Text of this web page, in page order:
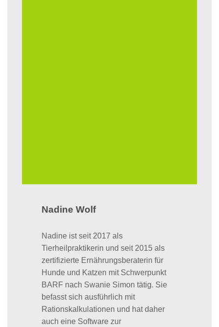
Nadine Wolf
Nadine ist seit 2017 als
Tierheilpraktikerin und seit 2015 als
zertifizierte Ernährungsberaterin für
Hunde und Katzen mit Schwerpunkt
BARF nach Swanie Simon tätig. Sie
befasst sich ausführlich mit
Rationskalkulationen und hat daher
auch eine Software zur